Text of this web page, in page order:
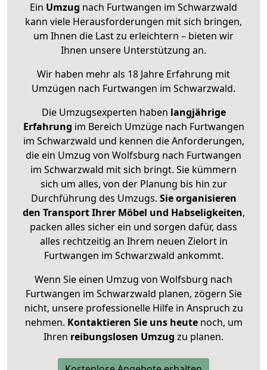
Ein Umzug nach Furtwangen im Schwarzwald
kann viele Herausforderungen mit sich bringen,
um Ihnen die Last zu erleichtern – bieten wir
Ihnen unsere Unterstützung an.
Wir haben mehr als 18 Jahre Erfahrung mit
Umzügen nach Furtwangen im Schwarzwald.
Die Umzugsexperten haben langjährige
Erfahrung im Bereich Umzüge nach Furtwangen
im Schwarzwald und kennen die Anforderungen,
die ein Umzug von Wolfsburg nach Furtwangen
im Schwarzwald mit sich bringt. Sie kümmern
sich um alles, von der Planung bis hin zur
Durchführung des Umzugs. Sie organisieren
den Transport Ihrer Möbel und Habseligkeiten,
packen alles sicher ein und sorgen dafür, dass
alles rechtzeitig an Ihrem neuen Zielort in
Furtwangen im Schwarzwald ankommt.
Wenn Sie einen Umzug von Wolfsburg nach
Furtwangen im Schwarzwald planen, zögern Sie
nicht, unsere professionelle Hilfe in Anspruch zu
nehmen. Kontaktieren Sie uns heutenoch, um
Ihren reibungslosen Umzug zu planen.